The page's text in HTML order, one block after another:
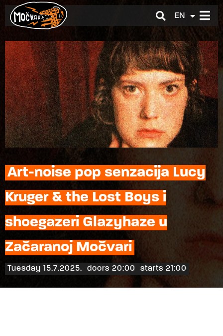
EN
HR
Art-noise pop senzacija Lucy
Kruger & the Lost Boys i
shoegazeri Glazyhaze u
Začaranoj Močvari
Tuesday 15.7.2025. doors 20:00 starts 21:00